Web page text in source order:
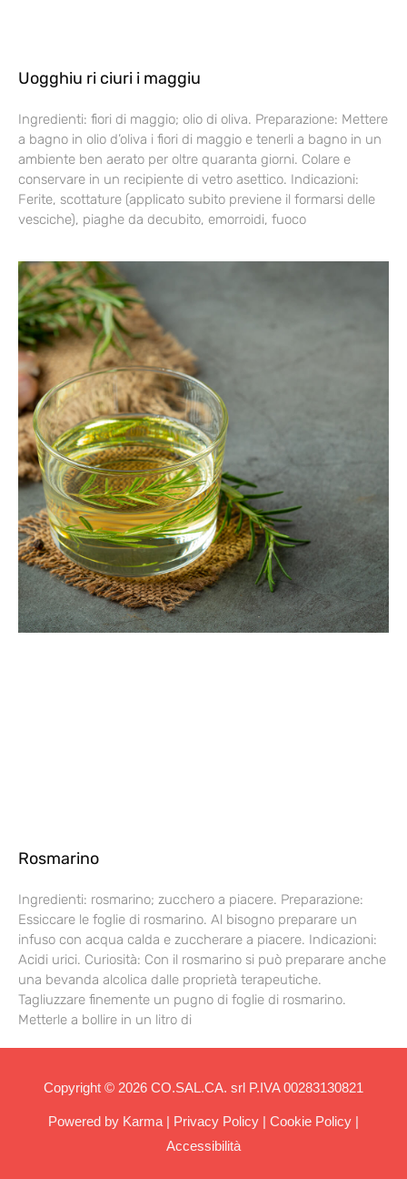
Uogghiu ri ciuri i maggiu
Ingredienti: fiori di maggio; olio di oliva. Preparazione: Mettere
a bagno in olio d’oliva i fiori di maggio e tenerli a bagno in un
ambiente ben aerato per oltre quaranta giorni. Colare e
conservare in un recipiente di vetro asettico. Indicazioni:
Ferite, scottature (applicato subito previene il formarsi delle
vesciche), piaghe da decubito, emorroidi, fuoco
Rosmarino
Ingredienti: rosmarino; zucchero a piacere. Preparazione:
Essiccare le foglie di rosmarino. Al bisogno preparare un
infuso con acqua calda e zuccherare a piacere. Indicazioni:
Acidi urici. Curiosità: Con il rosmarino si può preparare anche
una bevanda alcolica dalle proprietà terapeutiche.
Tagliuzzare finemente un pugno di foglie di rosmarino.
Metterle a bollire in un litro di
Copyright © 2026 CO.SAL.CA. srl P.IVA 00283130821
Powered by Karma| Privacy Policy Cookie Policy
Accessibilità